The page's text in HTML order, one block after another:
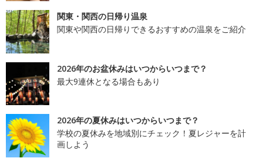
関東・関西の日帰り温泉
関東や関西の日帰りできるおすすめの温泉をご紹介
2026年のお盆休みはいつからいつまで？
最大9連休となる場合もあり
2026年の夏休みはいつからいつまで？
学校の夏休みを地域別にチェック！夏レジャーを計
画しよう